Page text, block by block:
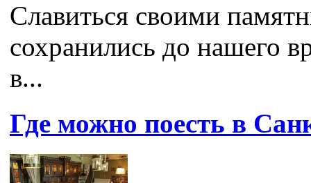
Славиться своими
сохранились до нашего
в...
Где можно поесть в